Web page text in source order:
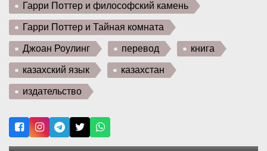
Гарри Поттер и философский камень
Гарри Поттер и Тайная комната
Джоан Роулинг перевод книга
казахский язык казахстан
издательство